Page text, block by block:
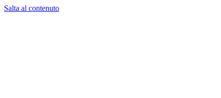
Salta al contenuto